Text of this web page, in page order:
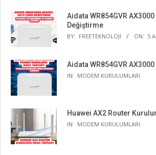
Aidata WR854GVR
Değiştirme
BY: FREETEKNOLOJI ON: 5
Aidata WR854GVR
IN: MODEM KURULUMLARI
Huawei AX2 Router
IN: MODEM KURULUMLARI